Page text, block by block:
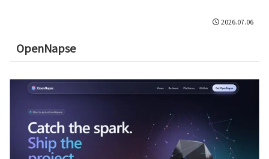
2026.07.06
OpenNapse